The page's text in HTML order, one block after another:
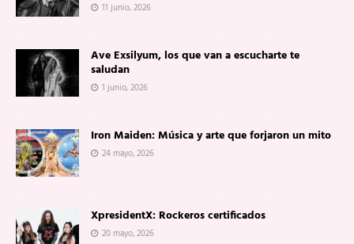
11 junio, 2026
Ave Exsilyum, los que van a escucharte te
saludan
1 junio, 2026
Iron Maiden: Música y arte que forjaron un mito
24 mayo, 2026
XpresidentX: Rockeros certificados
20 mayo, 2026